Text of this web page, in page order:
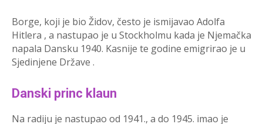
Borge, koji je bio Židov, često je ismijavao Adolfa
Hitlera , a nastupao je u Stockholmu kada je Njemačka
napala Dansku 1940. Kasnije te godine emigrirao je u
Sjedinjene Države .
Danski princ klaun
Na radiju je nastupao od 1941., a do 1945. imao je